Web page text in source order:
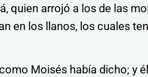
quien arrojó a los de las
en los llanos, los cuales
Moisés había dicho; y